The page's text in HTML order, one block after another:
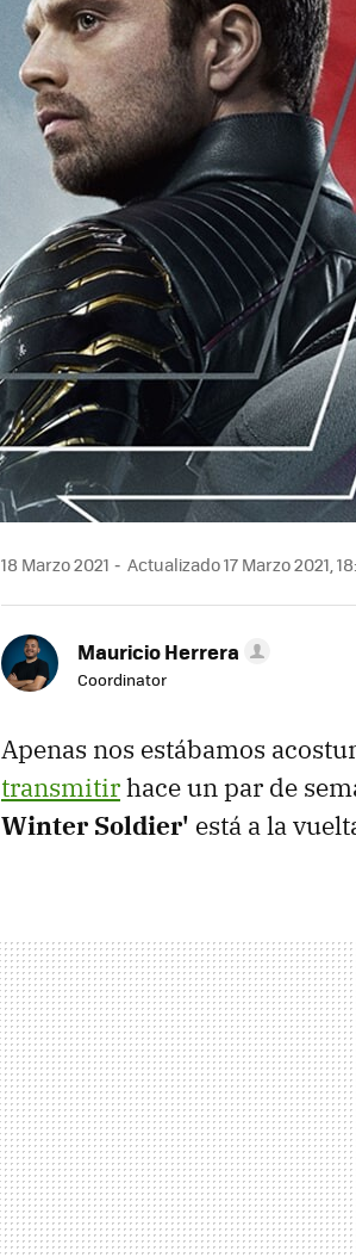
18 Marzo 2021 Actualizado 17 Marzo 2021,
Mauricio Herrera
Coordinator
Apenas nos estábamos
transmitirhace un par de
Winter Soldier' está a la